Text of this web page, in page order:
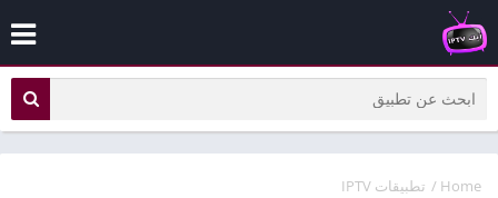
Home
/ تطبيقات IPTV